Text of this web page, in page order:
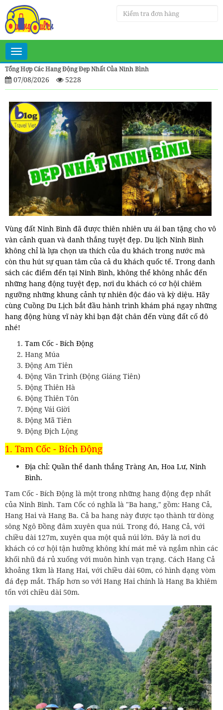
Toggle
navigation
Tổng Hợp Các Hang Động Đẹp Nhất Của Ninh Bình
07/08/2026 5228
Vùng đất Ninh Bình đã được thiên nhiên ưu ái ban tặng cho vô
vàn cảnh quan và danh thắng tuyệt đẹp. Du lịch Ninh Bình
không chỉ là lựa chọn ưa thích của du khách trong nước mà
còn thu hút sự quan tâm của cả du khách quốc tế. Trong danh
sách các điểm đến tại Ninh Bình, không thể không nhắc đến
những hang động tuyệt đẹp, nơi du khách có cơ hội chiêm
ngưỡng những khung cảnh tự nhiên độc đáo và kỳ diệu. Hãy
cùng Cuồng Du Lịch bắt đầu hành trình khám phá ngay những
hang động hùng vĩ này khi bạn đặt chân đến vùng đất cố đô
nhé!
Tam Cốc - Bích Động
Hang Múa
Động Am Tiên
Động Vân Trình (Động Giáng Tiên)
Động Thiên Hà
Động Thiên Tôn
Động Vái Giời
Động Mã Tiên
Động Địch Lộng
1. Tam Cốc - Bích Động
Địa chỉ: Quần thể danh thắng Tràng An, Hoa Lư, Ninh
Bình.
Tam Cốc - Bích Động là một trong những hang động đẹp nhất
của Ninh Bình. Tam Cốc có nghĩa là "Ba hang," gồm: Hang Cả,
Hang Hai và Hang Ba. Cả ba hang này được tạo thành từ dòng
sông Ngô Đồng đâm xuyên qua núi. Trong đó, Hang Cả, với
chiều dài 127m, xuyên qua một quả núi lớn. Đây là nơi du
khách có cơ hội tận hưởng không khí mát mẻ và ngắm nhìn các
khối nhũ đá rủ xuống với muôn hình vạn trạng. Cách Hang Cả
khoảng 1km là Hang Hai, với chiều dài 60m, có hình dạng vòm
đá đẹp mắt. Thấp hơn so với Hang Hai chính là Hang Ba khiêm
tốn với chiều dài 50m.